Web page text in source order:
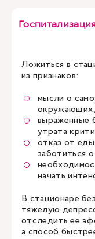
Ложиться в
из признаков:
мысли о
окружающих;
выраженные
утрата
отказ от
заботиться
начать
В стационаре
тяжелую
отследить ее
а способ